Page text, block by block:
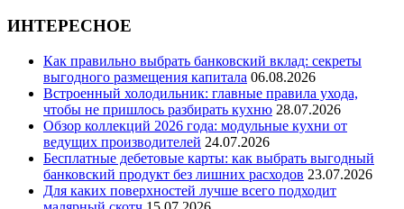
ИНТЕРЕСНОЕ
Как правильно выбрать банковский вклад: секреты
выгодного размещения капитала 06.08.2026
Встроенный холодильник: главные правила ухода,
чтобы не пришлось разбирать кухню 28.07.2026
Обзор коллекций 2026 года: модульные кухни от
ведущих производителей 24.07.2026
Бесплатные дебетовые карты: как выбрать выгодный
банковский продукт без лишних расходов 23.07.2026
Для каких поверхностей лучше всего подходит